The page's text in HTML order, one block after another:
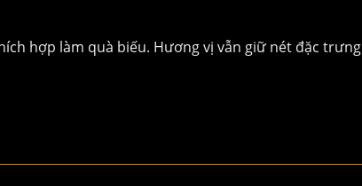
hợp làm quà biếu. Hương vị vẫn giữ nét đặc trưng